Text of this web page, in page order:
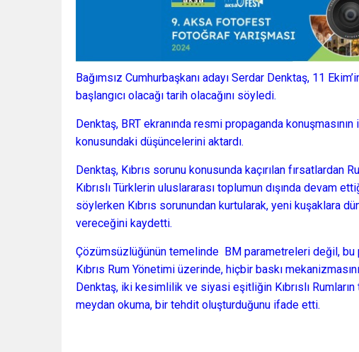
Bağımsız Cumhurbaşkanı adayı Serdar Denktaş, 11
başlangıcı olacağı tarih olacağını söyledi.
Denktaş, BRT ekranında resmi propaganda
konusundaki düşüncelerini aktardı.
Denktaş, Kıbrıs sorunu konusunda kaçırılan fırsatlardan
Kıbrıslı Türklerin uluslararası toplumun dışında devam
söylerken Kıbrıs sorunundan kurtularak, yeni kuşaklara
vereceğini kaydetti.
Çözümsüzlüğünün temelinde BM parametreleri değil, bu
Kıbrıs Rum Yönetimi üzerinde, hiçbir baskı
Denktaş, iki kesimlilik ve siyasi eşitliğin Kıbrıslı
meydan okuma, bir tehdit oluşturduğunu ifade etti.